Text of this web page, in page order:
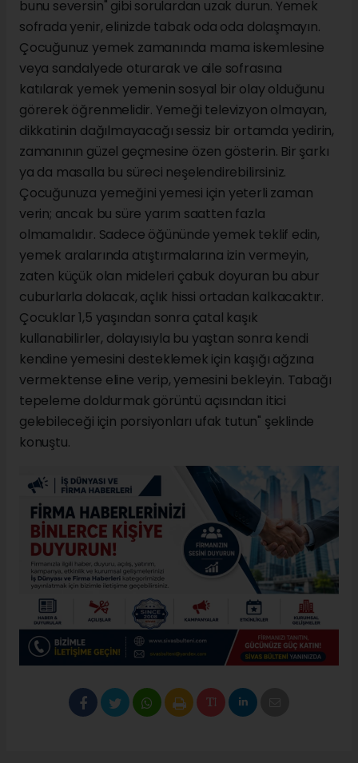
bunu seversin" gibi sorulardan uzak durun. Yemek
sofrada yenir, elinizde tabak oda oda dolaşmayın.
Çocuğunuz yemek zamanında mama iskemlesine
veya sandalyede oturarak ve aile sofrasına
katılarak yemek yemenin sosyal bir olay olduğunu
görerek öğrenmelidir. Yemeği televizyon olmayan,
dikkatinin dağılmayacağı sessiz bir ortamda yedirin,
zamanının güzel geçmesine özen gösterin. Bir şarkı
ya da masalla bu süreci neşelendirebilirsiniz.
Çocuğunuza yemeğini yemesi için yeterli zaman
verin; ancak bu süre yarım saatten fazla
olmamalıdır. Sadece öğününde yemek teklif edin,
yemek aralarında atıştırmalarına izin vermeyin,
zaten küçük olan mideleri çabuk doyuran bu abur
cuburlarla dolacak, açlık hissi ortadan kalkacaktır.
Çocuklar 1,5 yaşından sonra çatal kaşık
kullanabilirler, dolayısıyla bu yaştan sonra kendi
kendine yemesini desteklemek için kaşığı ağzına
vermektense eline verip, yemesini bekleyin. Tabağı
tepeleme doldurmak görüntü açısından itici
gelebileceği için porsiyonları ufak tutun" şeklinde
konuştu.